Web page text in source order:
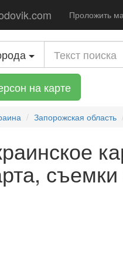
Проложить
на карте
Запорожская область